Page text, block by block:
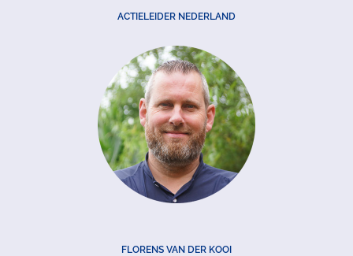
ACTIELEIDER NEDERLAND
FLORENS VAN DER KOOI